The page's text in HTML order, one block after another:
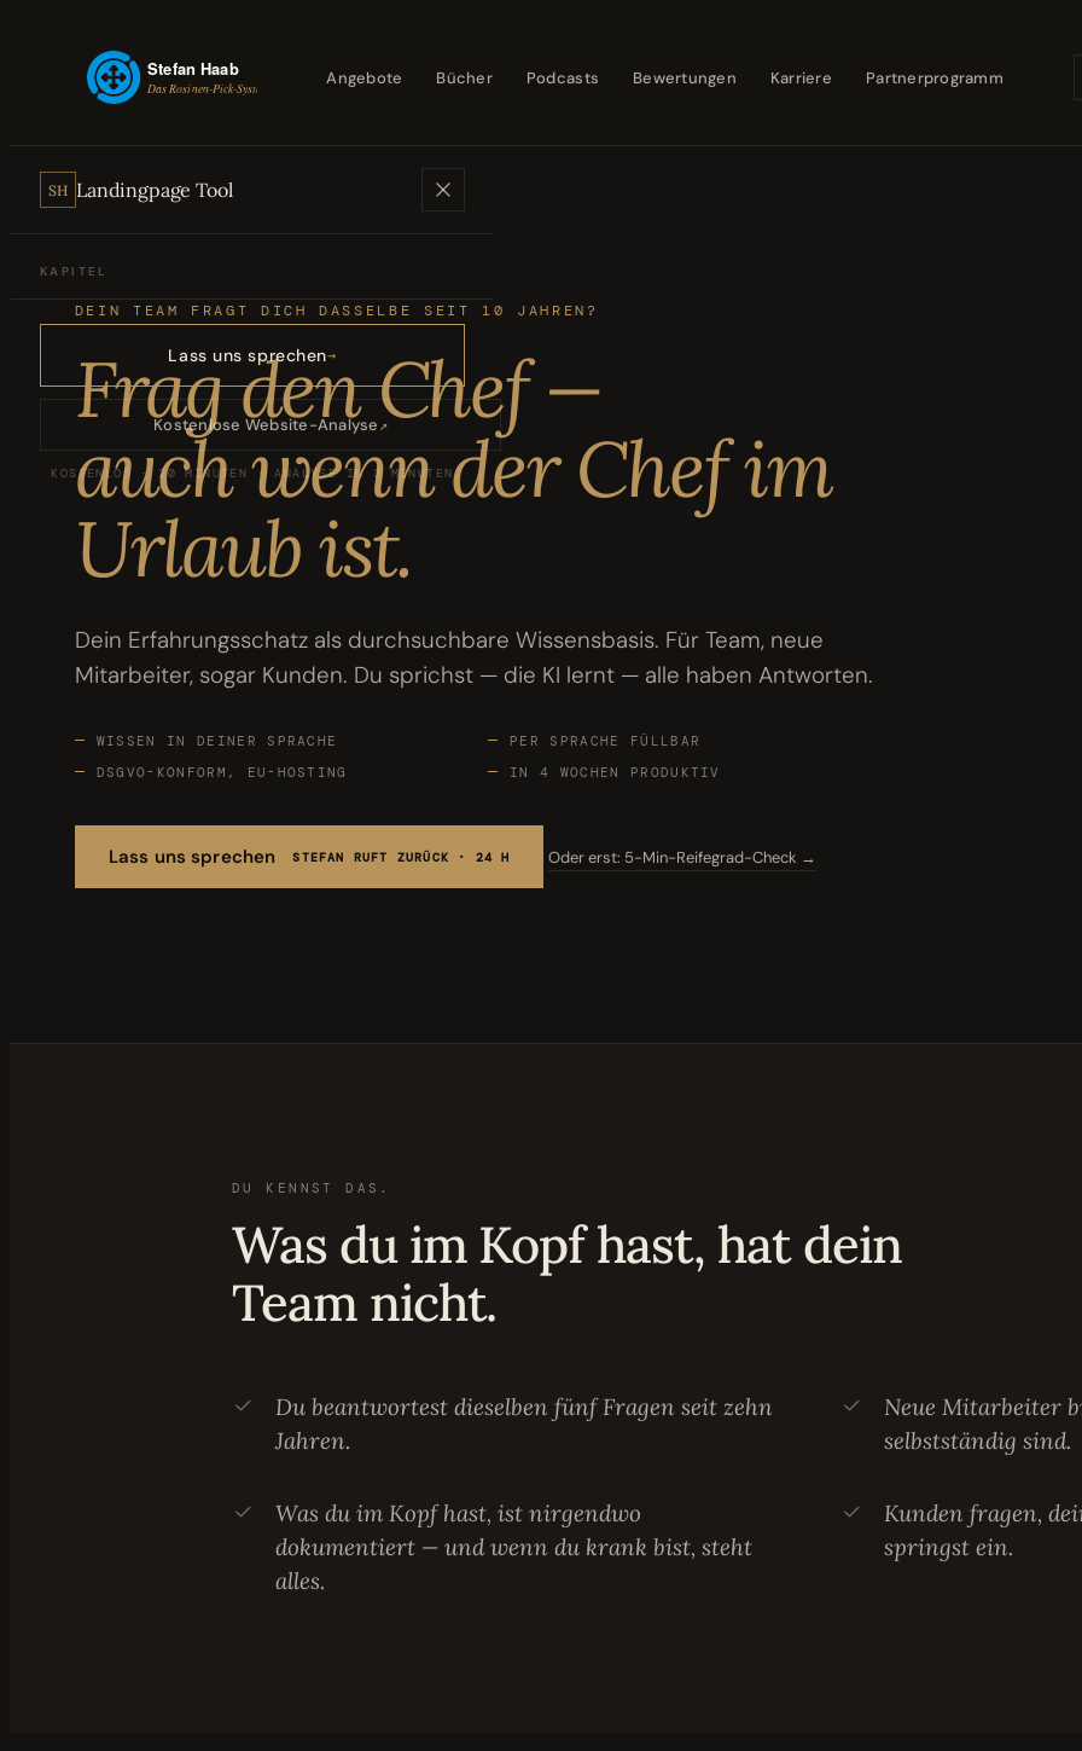
Angebote Bücher Podcasts Bewertungen Karriere Partnerprogramm
SH Landingpage Tool
KAPITEL
01 Angebote
Bücher
Podcasts
Bewertungen
Karriere
Lass uns sprechen
Kostenlose Website-Analyse↗
KOSTENLOS · 20 MINUTEN · ANALYSE IN 3 MINUTEN
DEIN TEAM FRAGT DICH DASSELBE SEIT 10 JAHREN?
Frag den Chef —
auch wenn der Chef im
Urlaub ist.
Dein Erfahrungsschatz als durchsuchbare Wissensbasis. Für Team, neue
Mitarbeiter, sogar Kunden. Du sprichst — die KI lernt — alle haben Antworten.
WISSEN IN DEINER SPRACHE
PER SPRACHE FÜLLBAR
DSGVO-KONFORM, EU-HOSTING
IN 4 WOCHEN PRODUKTIV
Lass uns sprechen STEFAN RUFT ZURÜCK · 24 H Oder erst: 5-Min-Reifegrad-Check →
DU KENNST DAS.
Was du im Kopf hast, hat dein
Team nicht.
Du beantwortest dieselben fünf Fragen seit zehn
Jahren.
Neue Mitarbeiter
selbstständig sind.
Was du im Kopf hast, ist nirgendwo
dokumentiert — und wenn du krank bist, steht
alles.
Kunden fragen,
springst ein.